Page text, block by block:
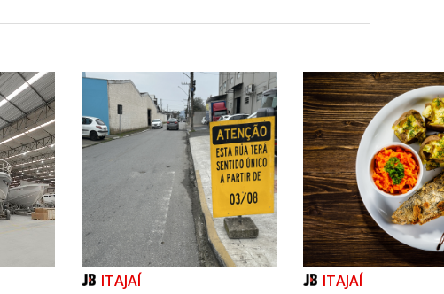
ITAJAÍ ITAJAÍ